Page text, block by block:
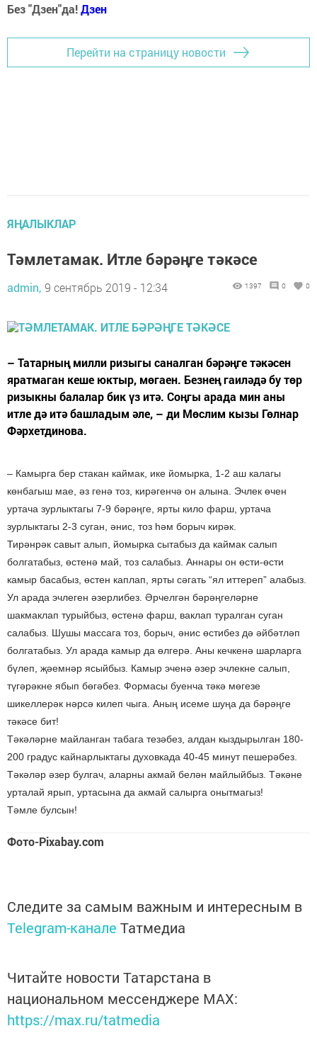
Без "Дзен"да!Дзен
Перейти на страницу новости
ЯҢАЛЫКЛАР
Тәмлетамак. Итле бәрәңге тәкәсе
admin, 9 сентябрь 2019 - 12:34 1397 0 0
– Татарның милли ризыгы саналган бәрәңге тәкәсен
яратмаган кеше юктыр, мөгаен. Безнең гаиләдә бу төр
ризыкны балалар бик үз итә. Соңгы арада мин аны
итле дә итә башладым әле, – ди Мөслим кызы Гөлнар
Фәрхетдинова.
– Камырга бер стакан каймак, ике йомырка, 1-2 аш калагы
көнбагыш мае, әз генә тоз, кирәгенчә он алына. Эчлек өчен
уртача зурлыктагы 7-9 бәрәңге, ярты кило фарш, уртача
зурлыктагы 2-3 суган, әнис, тоз һәм борыч кирәк.
Тирәнрәк савыт алып, йомырка сытабыз да каймак салып
болгатабыз, өстенә май, тоз салабыз. Аннары он өсти-өсти
камыр басабыз, өстен каплап, ярты сәгать “ял иттереп” алабыз.
Ул арада эчлеген әзерлибез. Әрчелгән бәрәңгеләрне
шакмаклап турыйбыз, өстенә фарш, ваклап туралган суган
салабыз. Шушы массага тоз, борыч, әнис өстибез дә әйбәтләп
болгатабыз. Ул арада камыр да өлгерә. Аны кечкенә шарларга
бүлеп, җәемнәр ясыйбыз. Камыр эченә әзер эчлекне салып,
түгәрәкне ябып бөгәбез. Формасы буенча тәкә мөгезе
шикеллерәк нәрсә килеп чыга. Аның исеме шуңа да бәрәңге
тәкәсе бит!
Тәкәләрне майланган табага тезәбез, алдан кыздырылган 180-
200 градус кайнарлыктагы духовкада 40-45 минут пешерәбез.
Тәкәләр әзер булгач, аларны акмай белән майлыйбыз. Тәкәне
урталай ярып, уртасына да акмай салырга онытмагыз!
Тәмле булсын!
Фото-Pixabay.com
Следите за самым важным и интересным в
Telegram-канале Татмедиа
Читайте новости Татарстана в
национальном мессенджере MАХ:
https://max.ru/tatmedia